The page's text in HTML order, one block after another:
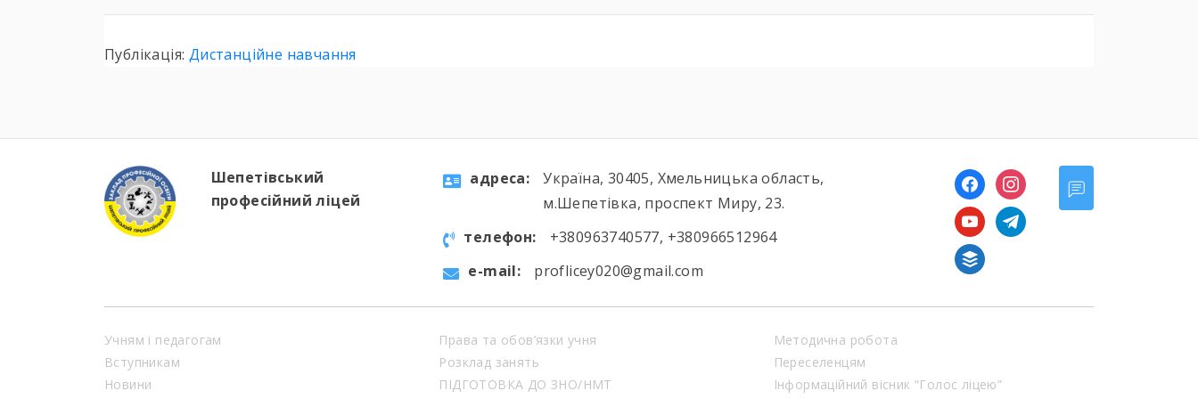
Публікація: Дистанційне навчання
Шепетівський
професійний ліцей
aдресa:
Україна, 30405, Хмельницька область,
м.Шепетівка, проспект Миру, 23.
телефон:
+380963740577, +380966512964
e-mail:
proflicey020@gmail.com
facebookinstagram
youtubetelegram
buffer
Учням і педагогам
Вступникам
Новини
Права та обов’язки учня
Розклад занять
ПІДГОТОВКА ДО ЗНО/НМТ
Методична робота
Переселенцям
Інформаційний вісник “Голос ліцею”